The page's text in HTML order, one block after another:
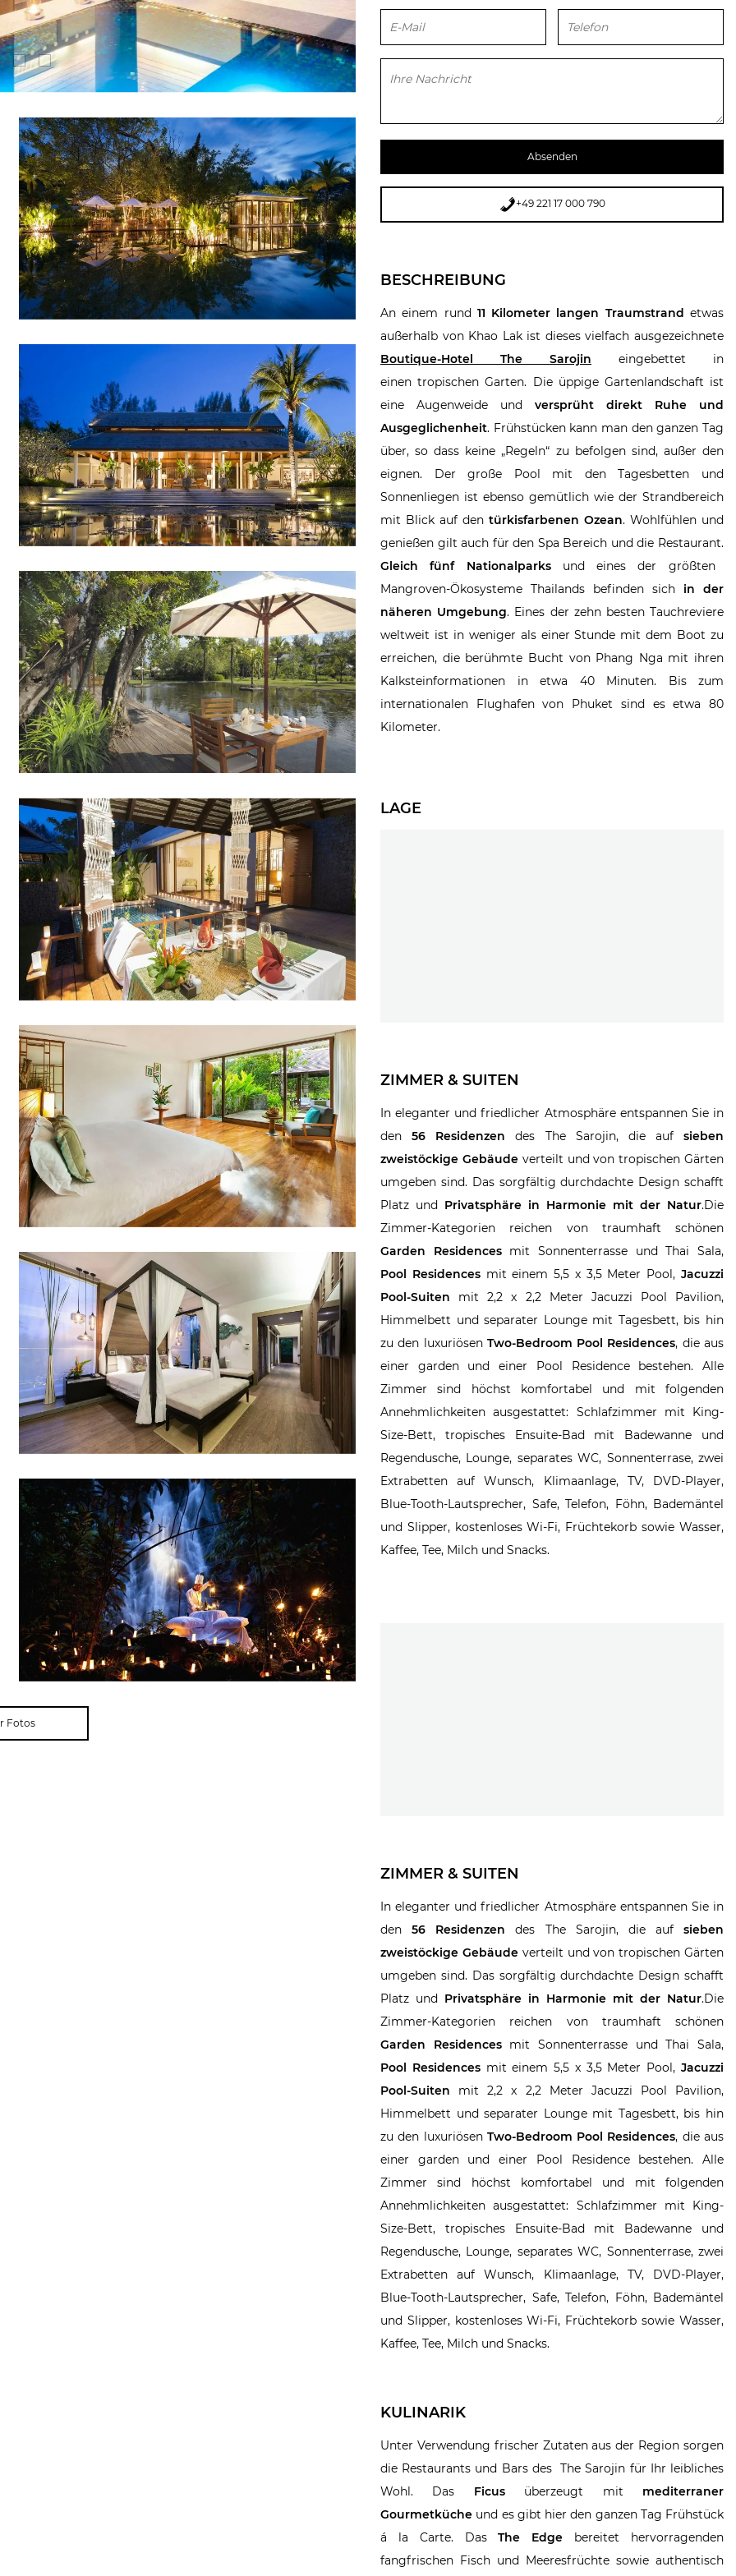
+49 221 17 000 790
BESCHREIBUNG
An einem rund 11 Kilometer langen Traumstrand etwas
außerhalb von Khao Lak ist dieses vielfach ausgezeichnete
Boutique-Hotel The Sarojin eingebettet in
einen tropischen Garten. Die üppige Gartenlandschaft ist
eine Augenweide und versprüht direkt Ruhe und
Ausgeglichenheit. Frühstücken kann man den ganzen Tag
über, so dass keine „Regeln“ zu befolgen sind, außer den
eignen. Der große Pool mit den Tagesbetten und
Sonnenliegen ist ebenso gemütlich wie der Strandbereich
mit Blick auf den türkisfarbenen Ozean. Wohlfühlen und
genießen gilt auch für den Spa Bereich und die Restaurant.
Gleich fünf Nationalparksund eines der größten
Mangroven-Ökosysteme Thailands befinden sich in der
näheren Umgebung. Eines der zehn besten Tauchreviere
weltweit ist in weniger als einer Stunde mit dem Boot zu
erreichen, die berühmte Bucht von Phang Nga mit ihren
Kalksteinformationen in etwa 40 Minuten. Bis zum
internationalen Flughafen von Phuket sind es etwa 80
Kilometer.
LAGE
ZIMMER & SUITEN
In eleganter und friedlicher Atmosphäre entspannen Sie in
den 56 Residenzen des The Sarojin, die auf sieben
zweistöckige Gebäude verteilt und von tropischen Gärten
umgeben sind. Das sorgfältig durchdachte Design schafft
Platz und Privatsphäre in Harmonie mit der Natur.Die
Zimmer-Kategorien reichen von traumhaft schönen
Garden Residencesmit Sonnenterrasse und Thai Sala,
Pool Residencesmit einem 5,5 x 3,5 Meter Pool,Jacuzzi
Pool-Suiten mit 2,2 x 2,2 Meter Jacuzzi Pool Pavilion,
Himmelbett und separater Lounge mit Tagesbett, bis hin
zu den luxuriösen Two-Bedroom Pool Residences, die aus
einer garden und einer Pool Residence bestehen. Alle
Zimmer sind höchst komfortabel und mit folgenden
Annehmlichkeiten ausgestattet: Schlafzimmer mit King-
Size-Bett, tropisches Ensuite-Bad mit Badewanne und
Regendusche, Lounge, separates WC, Sonnenterrase, zwei
Extrabetten auf Wunsch, Klimaanlage, TV, DVD-Player,
Blue-Tooth-Lautsprecher, Safe, Telefon, Föhn, Bademäntel
und Slipper, kostenloses Wi-Fi, Früchtekorb sowie Wasser,
Kaffee, Tee, Milch und Snacks.
ZIMMER & SUITEN
In eleganter und friedlicher Atmosphäre entspannen Sie in
den 56 Residenzen des The Sarojin, die auf sieben
zweistöckige Gebäude verteilt und von tropischen Gärten
umgeben sind. Das sorgfältig durchdachte Design schafft
Platz und Privatsphäre in Harmonie mit der Natur.Die
Zimmer-Kategorien reichen von traumhaft schönen
Garden Residencesmit Sonnenterrasse und Thai Sala,
Pool Residencesmit einem 5,5 x 3,5 Meter Pool,Jacuzzi
Pool-Suiten mit 2,2 x 2,2 Meter Jacuzzi Pool Pavilion,
Himmelbett und separater Lounge mit Tagesbett, bis hin
zu den luxuriösen Two-Bedroom Pool Residences, die aus
einer garden und einer Pool Residence bestehen. Alle
Zimmer sind höchst komfortabel und mit folgenden
Annehmlichkeiten ausgestattet: Schlafzimmer mit King-
Size-Bett, tropisches Ensuite-Bad mit Badewanne und
Regendusche, Lounge, separates WC, Sonnenterrase, zwei
Extrabetten auf Wunsch, Klimaanlage, TV, DVD-Player,
Blue-Tooth-Lautsprecher, Safe, Telefon, Föhn, Bademäntel
und Slipper, kostenloses Wi-Fi, Früchtekorb sowie Wasser,
Kaffee, Tee, Milch und Snacks.
KULINARIK
Unter Verwendung frischer Zutaten aus der Region sorgen
die Restaurants und Bars des The Sarojin für Ihr leibliches
Wohl. Das Ficus überzeugt mit mediterraner
Gourmetküche und es gibt hier den ganzen Tag Frühstück
á la Carte. DasThe Edge bereitet hervorragenden
fangfrischen Fisch und Meeresfrüchte sowie authentisch
Fotos